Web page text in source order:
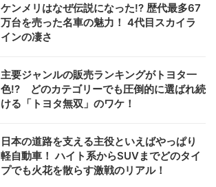
ケンメリはなぜ伝説になった!? 歴代最多67
万台を売った名車の魅力！ 4代目スカイラ
インの凄さ
主要ジャンルの販売ランキングがトヨタ一
色!? どのカテゴリーでも圧倒的に選ばれ続
ける「トヨタ無双」のワケ！
日本の道路を支える主役といえばやっぱり
軽自動車！ ハイト系からSUVまでどのタイ
プでも火花を散らす激戦のリアル！